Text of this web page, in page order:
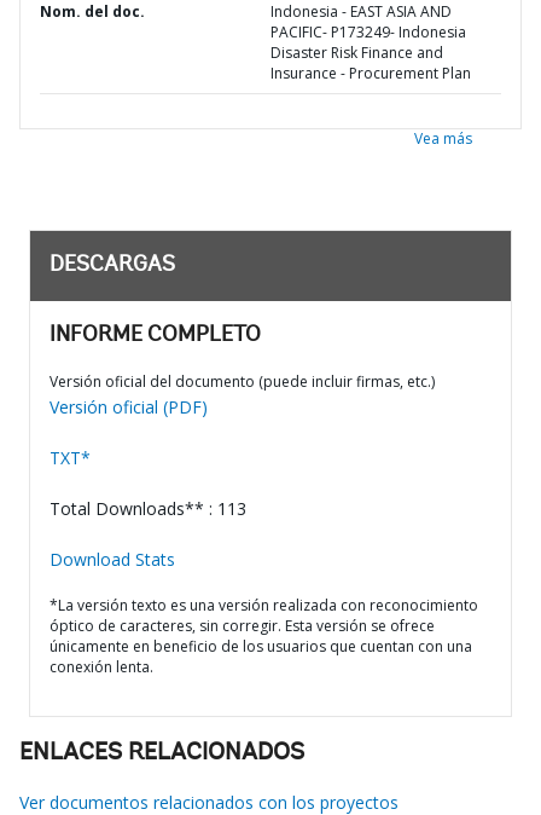
Nom. del doc.
Indonesia - EAST ASIA AND
PACIFIC- P173249- Indonesia
Disaster Risk Finance and
Insurance - Procurement Plan
Vea más
DESCARGAS
INFORME COMPLETO
Versión oficial del documento (puede incluir firmas, etc.)
Versión oficial (PDF)
TXT*
Total Downloads** : 113
Download Stats
*La versión texto es una versión realizada con reconocimiento
óptico de caracteres, sin corregir. Esta versión se ofrece
únicamente en beneficio de los usuarios que cuentan con una
conexión lenta.
ENLACES RELACIONADOS
Ver documentos relacionados con los proyectos